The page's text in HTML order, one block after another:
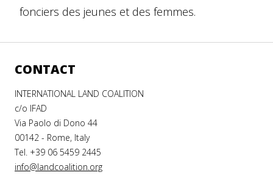
fonciers des jeunes et des femmes.
CONTACT
INTERNATIONAL LAND COALITION
c/o IFAD
Via Paolo di Dono 44
00142 - Rome, Italy
Tel. +39 06 5459 2445
info@landcoalition.org